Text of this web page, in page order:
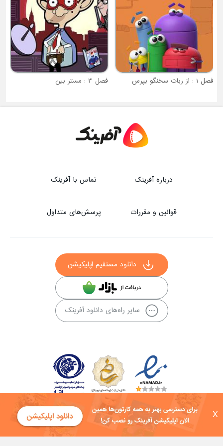
X
فصل 1 : از ربات سخنگو بپرس فصل 3 : مستر بین
درباره آفرینک تماس با آفرینک
قوانین و مقررات پرسش‌های متداول
دانلود مستقیم اپلیکیشن
سایر راه‌های دانلود آفرینک
کلیه حقوق این سایت به شرکت توسعه فناوی هفت آسمان توکان تعلق دارد و